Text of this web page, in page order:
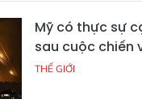
Mỹ có thực sự
sau cuộc chiến
THẾ GIỚI